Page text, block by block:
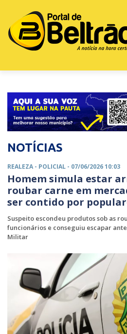
NOTÍCIAS
REALEZA - POLICIAL - 07/06/2026 10:03
Homem simula estar
roubar carne em
ser contido por
Suspeito escondeu produtos sob as
funcionários e conseguiu escapar
Militar